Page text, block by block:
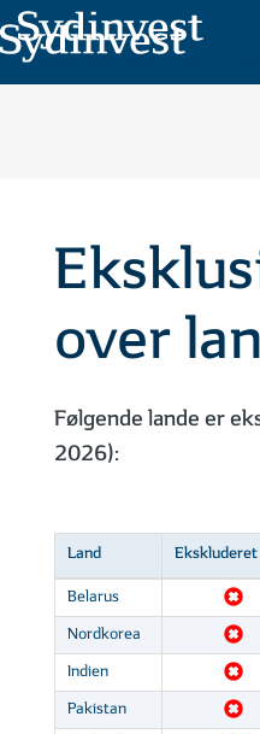
KATEGORIER (7)
ABC
over
Følgende lande er
2026):
Land
Belarus
Nordkorea
Indien
Pakistan